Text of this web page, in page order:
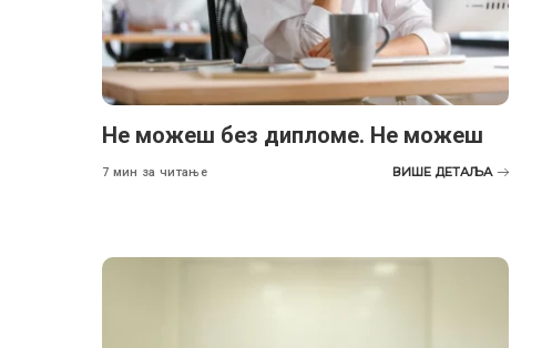
Не можеш без дипломе. Не можеш
7 мин за читање ВИШЕ ДЕТАЉА